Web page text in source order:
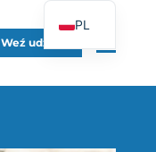
Weź udział
PL
FR
EN